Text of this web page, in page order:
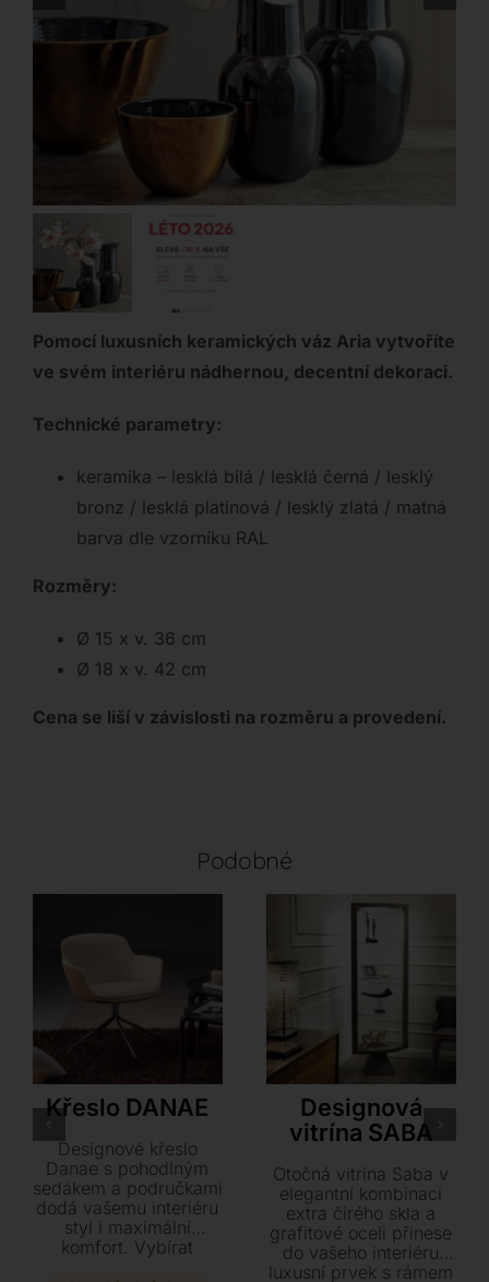
Pomocí luxusních keramických váz Aria vytvoříte
ve svém interiéru nádhernou, decentní dekoraci.
Technické parametry:
keramika – lesklá bílá / lesklá černá / lesklý
bronz / lesklá platinová / lesklý zlatá / matná
barva dle vzorníku RAL
Rozměry:
Ø 15 x v. 36 cm
Ø 18 x v. 42 cm
Cena se liší v závislosti na rozměru a provedení.
Podobné
Křeslo DANAE
Designové křeslo
Danae s pohodlným
sedákem a područkami
dodá vašemu interiéru
styl i maximální
komfort. Vybírat
Designová
vitrína SABA
Otočná vitrína Saba v
elegantní kombinaci
extra čirého skla a
grafitové oceli přinese
do vašeho interiéru
luxusní prvek s rámem